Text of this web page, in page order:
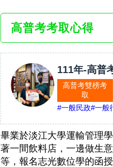
高普考考取心得
111年-高普
高普考雙榜考
取
#一般民政#一般
畢業於淡江大學運輸管理
著一間飲料店，一邊做生
等，報名志光數位學的函